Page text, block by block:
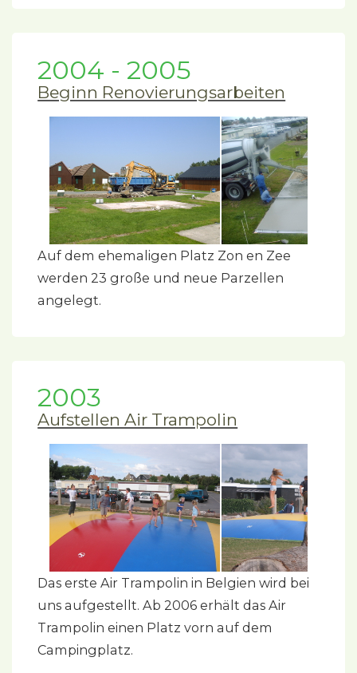
2004 - 2005
Beginn Renovierungsarbeiten
Auf dem ehemaligen Platz Zon en Zee
werden 23 große und neue Parzellen
angelegt.
2003
Aufstellen Air Trampolin
Das erste Air Trampolin in Belgien wird bei
uns aufgestellt. Ab 2006 erhält das Air
Trampolin einen Platz vorn auf dem
Campingplatz.